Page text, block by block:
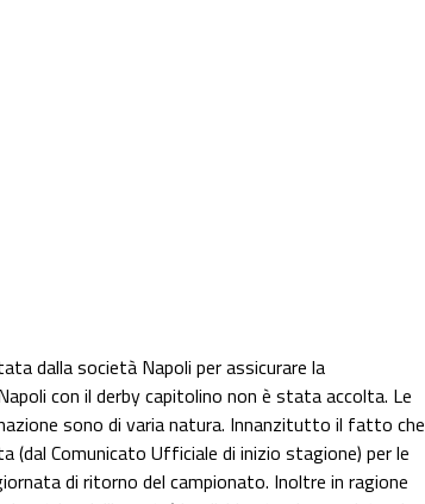
dalla società Napoli per assicurare la
con il derby capitolino non è stata accolta. Le
sono di varia natura. Innanzitutto il fatto che
(dal Comunicato Ufficiale di inizio stagione) per le
di ritorno del campionato. Inoltre in ragione